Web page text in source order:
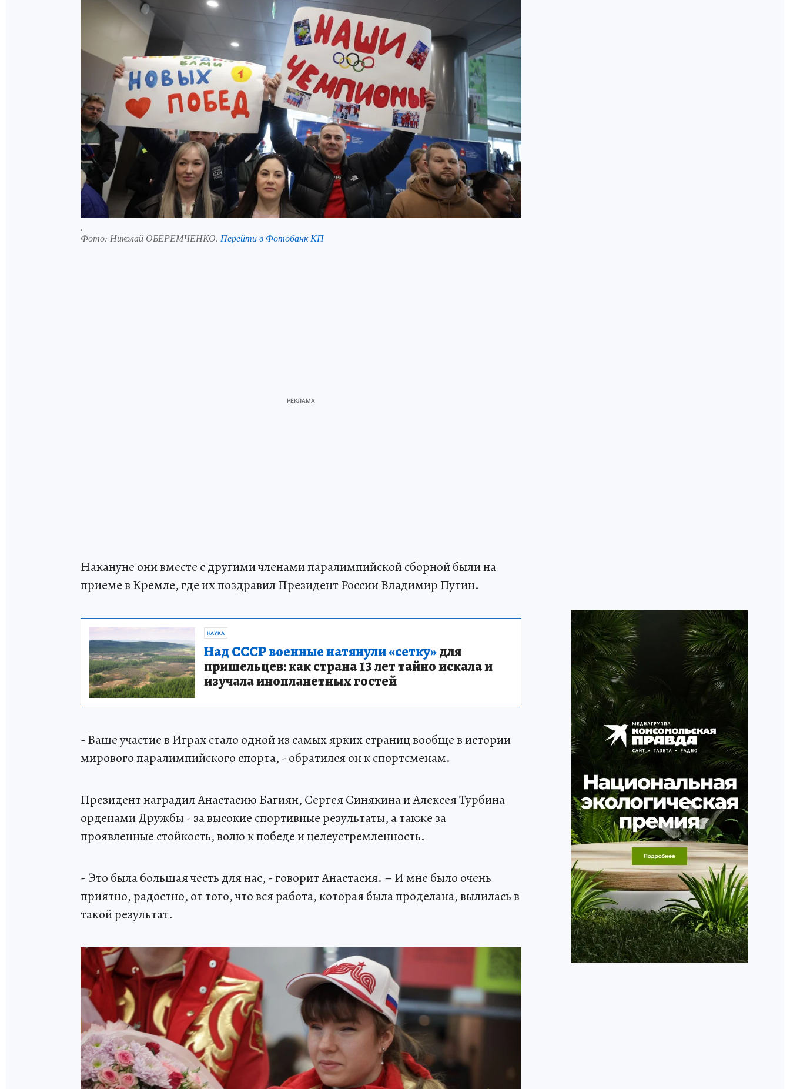
.
Фото: Николай ОБЕРЕМЧЕНКО. Перейти в Фотобанк КП
Накануне они вместе с другими членами паралимпийской сборной были на
приеме в Кремле, где их поздравил Президент России Владимир Путин.
НАУКА
Над СССР военные натянули «сетку»для
пришельцев: как страна 13 лет тайно искала и
изучала инопланетных гостей
- Ваше участие в Играх стало одной из самых ярких страниц вообще в истории
мирового паралимпийского спорта, - обратился он к спортсменам.
Президент наградил Анастасию Багиян, Сергея Синякина и Алексея Турбина
орденами Дружбы - за высокие спортивные результаты, а также за
проявленные стойкость, волю к победе и целеустремленность.
- Это была большая честь для нас, - говорит Анастасия. – И мне было очень
приятно, радостно, от того, что вся работа, которая была проделана, вылилась в
такой результат.